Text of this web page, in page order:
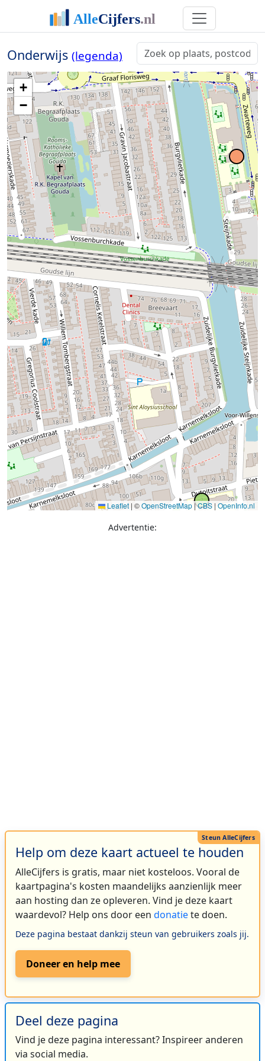
Onderwijs (legenda)
+
−
Leaflet | ©OpenStreetMap|CBS | OpenInfo.nl
Advertentie:
Help om deze kaart actueel te houden
AlleCijfers is gratis, maar niet kosteloos. Vooral de
kaartpagina's kosten maandelijks aanzienlijk meer
aan hosting dan ze opleveren. Vind je deze kaart
waardevol? Help ons door een donatiete doen.
Deze pagina bestaat dankzij steun van gebruikers zoals jij.
Doneer en help mee
Deel deze pagina
Vind je deze pagina interessant? Inspireer anderen
via social media.